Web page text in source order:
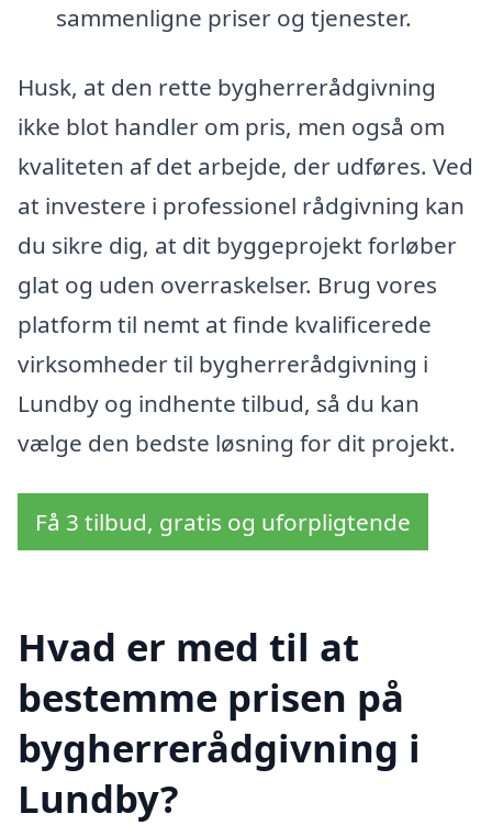
sammenligne priser og tjenester.
Husk, at den rette bygherrerådgivning
ikke blot handler om pris, men også om
kvaliteten af det arbejde, der udføres. Ved
at investere i professionel rådgivning kan
du sikre dig, at dit byggeprojekt forløber
glat og uden overraskelser. Brug vores
platform til nemt at finde kvalificerede
virksomheder til bygherrerådgivning i
Lundby og indhente tilbud, så du kan
vælge den bedste løsning for dit projekt.
Få 3 tilbud, gratis og uforpligtende
Hvad er med til at
bestemme prisen på
bygherrerådgivning i
Lundby?